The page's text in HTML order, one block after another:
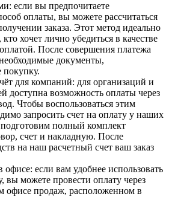
: если вы предпочитаете
оплаты, вы можете рассчитаться
заказа. Этот метод идеально
хочет лично убедиться в качестве
После совершения платежа
документы,
для компаний: для организаций и
доступна возможность оплаты через
Чтобы воспользоваться этим
запросить счет на оплату у наших
полный комплект
счет и накладную. После
на наш расчетный счет ваш заказ
офисе: если вам удобнее использовать
вы можете провести оплату через
офисе продаж, расположенном в